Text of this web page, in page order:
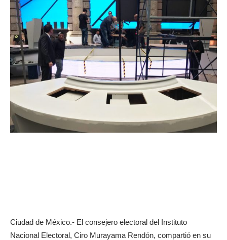
Ciudad de México.- El consejero electoral del Instituto
Nacional Electoral, Ciro Murayama Rendón, compartió en su